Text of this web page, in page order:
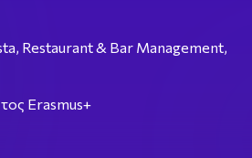
Restaurant & Bar Management,
Erasmus+